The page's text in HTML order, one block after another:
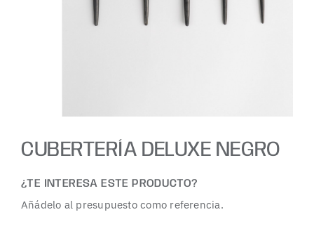
CUBERTERÍA DELUXE NEGRO
¿TE INTERESA ESTE PRODUCTO?
Añádelo al presupuesto como referencia.